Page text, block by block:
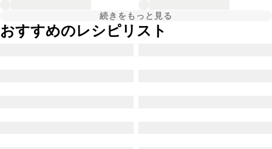
続きをもっと見る
おすすめのレシピリスト